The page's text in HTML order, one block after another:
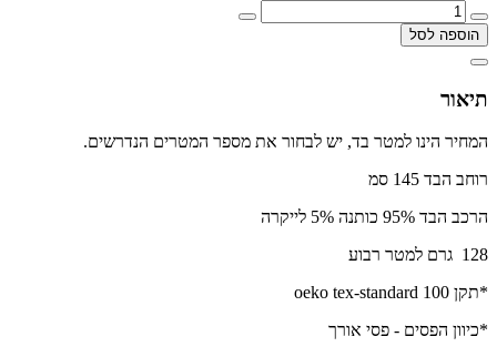
הוספה לסל
תיאור
המחיר הינו למטר בד, יש לבחור את מספר המטרים הנדרשים.
רוחב הבד 145 סמ
הרכב הבד 95% כותנה 5% לייקרה
128 גרם למטר רבוע
*תקן oeko tex-standard 100
*כיוון הפסים - פסי אורך